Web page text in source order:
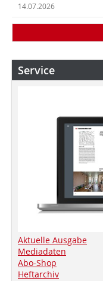
14.07.2026
Service
Aktuelle Ausgabe
Mediadaten
Abo-Shop
Heftarchiv